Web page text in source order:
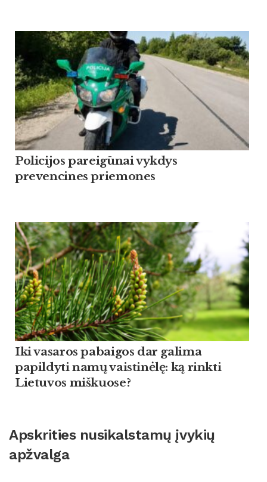
Policijos pareigūnai vykdys
prevencines priemones
Iki vasaros pabaigos dar galima
papildyti namų vaistinėlę: ką rinkti
Lietuvos miškuose?
Apskrities nusikalstamų įvykių
apžvalga